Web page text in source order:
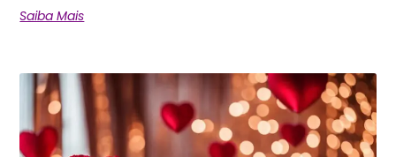
Saiba Mais